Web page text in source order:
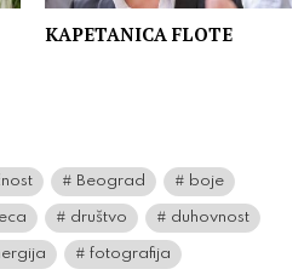
KAPETANICA FLOTE
Beograd boje
društvo duhovnost
fotografija